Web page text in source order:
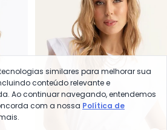
similares para melhorar sua
conteúdo relevante e
Ao continuar navegando, entendemos
com a nossa Política de